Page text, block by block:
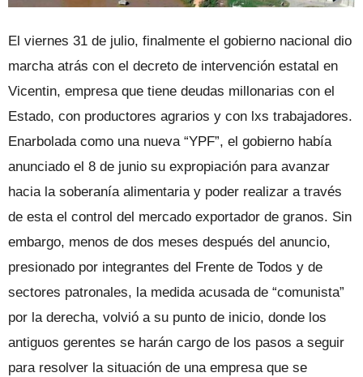
El viernes 31 de julio, finalmente el gobierno nacional dio
marcha atrás con el decreto de intervención estatal en
Vicentin, empresa que tiene deudas millonarias con el
Estado, con productores agrarios y con lxs trabajadores.
Enarbolada como una nueva “YPF”, el gobierno había
anunciado el 8 de junio su expropiación para avanzar
hacia la soberanía alimentaria y poder realizar a través
de esta el control del mercado exportador de granos. Sin
embargo, menos de dos meses después del anuncio,
presionado por integrantes del Frente de Todos y de
sectores patronales, la medida acusada de “comunista”
por la derecha, volvió a su punto de inicio, donde los
antiguos gerentes se harán cargo de los pasos a seguir
para resolver la situación de una empresa que se